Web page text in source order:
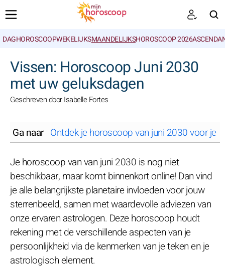
DAGHOROSCOOPWEKELIJKSMAANDELIJKSHOROSCOOP 2026
Vissen: Horoscoop Juni 2030
met uw geluksdagen
Geschreven door Isabelle Fortes
Ga naar Ontdek je horoscoop van juni 2030 voor je
Je horoscoop van van juni 2030 is nog niet
beschikbaar, maar komt binnenkort online! Dan vind
je alle belangrijkste planetaire invloeden voor jouw
sterrenbeeld, samen met waardevolle adviezen van
onze ervaren astrologen. Deze horoscoop houdt
rekening met de verschillende aspecten van je
persoonlijkheid via de kenmerken van je teken en je
astrologisch element.